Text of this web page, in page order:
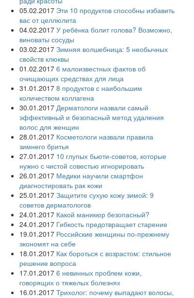
05.02.2017 Эти 10 продуктов способны избавить
вас от целлюлита
04.02.2017 У ребёнка болит голова? Возможно,
виноваты сосуды
03.02.2017 Зимняя волшебница: 5 необычных
свойств клюквы
01.02.2017 6 малоизвестных фактов об
очищающих средствах для лица
31.01.2017 8 продуктов с наибольшим
количеством коллагена
30.01.2017 Дерматологи назвали самый
эффективный и безопасный метод удаления
волос для женщин
28.01.2017 Косметологи назвали правила
зимнего бритья
27.01.2017 10 глупых бьюти-советов, которые
нужно с чистой совестью игнорировать
26.01.2017 Медики научили смартфон
диагностировать рак кожи
25.01.2017 Защитите сухую кожу зимой: 9
советов дерматологов
24.01.2017 Какой маникюр безопасный?
24.01.2017 Гибкость предотвращает старение
19.01.2017 Российские женщины по-прежнему
экономят на себе
18.01.2017 Как бороться с возрастом: стильное
решение вопроса
17.01.2017 6 невинных проблем кожи,
говорящих о тяжелых болезнях
16.01.2017 Трихолог: почему выпадают волосы,